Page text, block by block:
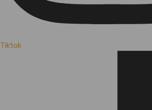
Tiktok